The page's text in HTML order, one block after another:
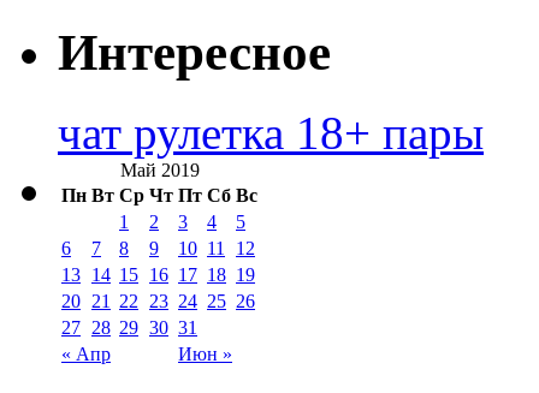
Интересное
чат рулетка 18+ пары
Май 2019
Пн Вт Ср Чт Пт Сб Вс
« Апр Июн »
1 2 3 4
5
6
7 8 9 10 11
12
13 14 15 16 17 18 19
20 21 22 23 24 25 26
27 28 29 30 31